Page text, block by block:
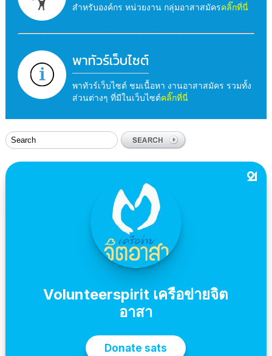
สำหรับองค์กร หน่วยงาน กลุ่มอาสาสมัครคลิ๊กที่นี่
พาทัวร์เว็บไซต์
พาทัวร์เว็บไซต์ ชมเนื้อหา งานอาสาสมัคร รวมทั้ง
ส่วนต่างๆ ที่มีในเว็บไซต์คลิ๊กที่นี่